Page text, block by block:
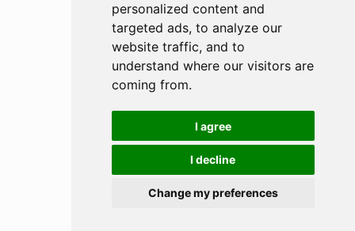
personalized content and
targeted ads, to analyze our
website traffic, and to
understand where our visitors are
coming from.
I agree
I decline
Change my preferences
소스코드 보기